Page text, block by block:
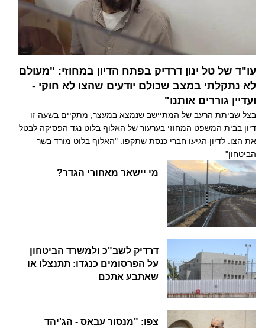
עו"ד של טל ינון דרדיק בפתח הדיון במחוזי: "מעולם
לא נתקלתי במצב שכולם יודעים שהצו לא חוקי -
ועדיין גוררים אותנו"
בצל שביתת הרעב של המתיישב שנמצא במעצר, מתקיים בשעה זו
דיון בבית המשפט המחוזי בערעור של האלוף בלוט נגד הפסיקה לבטל
את הצו. לדיון הגיעו חברי כנסת שתקפו: "האלוף בלוט מורד בשר
הביטחון"
מי יישאר מאחורי הגדר?
דרדיק לשב"כ ולמשרד הביטחון
על הפרסומים כנגדו: תתנצלו או
שאתבע אתכם
צפו: "מנסור עבאס - הג'יהד